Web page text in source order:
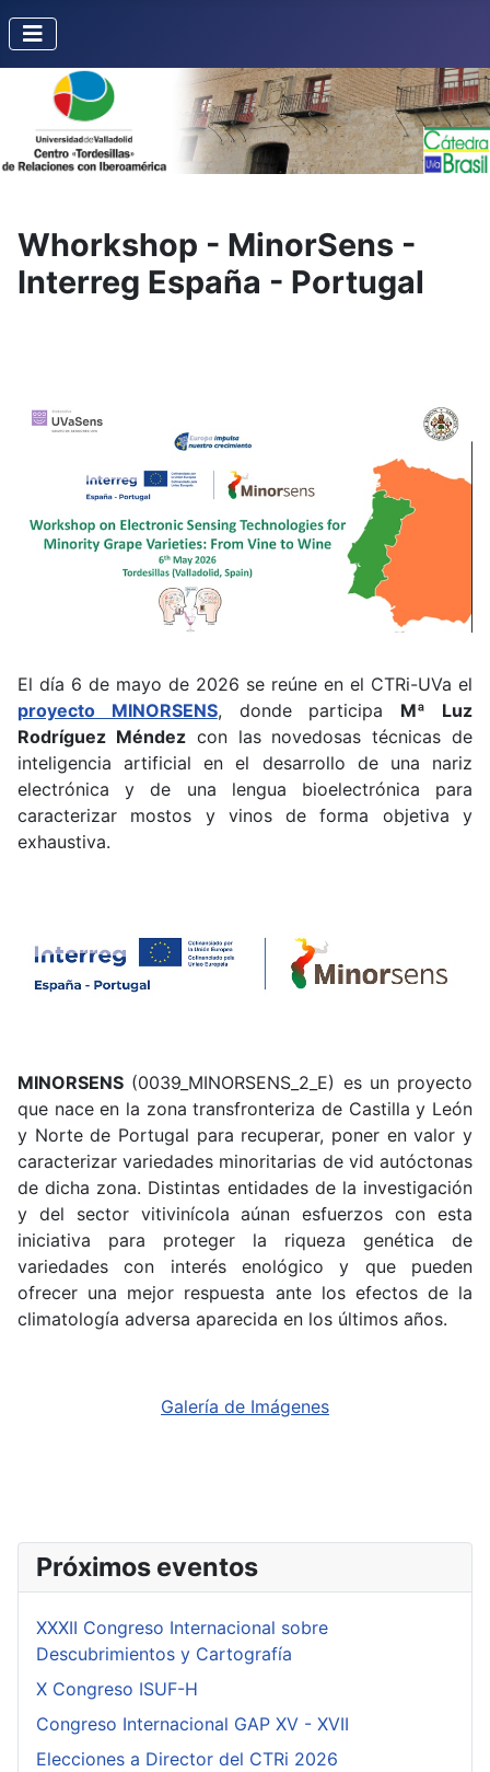
Whorkshop - MinorSens -
Interreg España - Portugal
El día 6 de mayo de 2026 se reúne en el CTRi-UVa el
proyecto MINORSENS, donde participa Mª Luz
Rodríguez Méndezcon las novedosas técnicas de
inteligencia artificial en el desarrollo de una nariz
electrónica y de una lengua bioelectrónica para
caracterizar mostos y vinos de forma objetiva y
exhaustiva.
MINORSENS (0039_MINORSENS_2_E) es un proyecto
que nace en la zona transfronteriza de Castilla y León
y Norte de Portugal para recuperar, poner en valor y
caracterizar variedades minoritarias de vid autóctonas
de dicha zona. Distintas entidades de la investigación
y del sector vitivinícola aúnan esfuerzos con esta
iniciativa para proteger la riqueza genética de
variedades con interés enológico y que pueden
ofrecer una mejor respuesta ante los efectos de la
climatología adversa aparecida en los últimos años.
Galería de Imágenes
Próximos eventos
XXXII Congreso Internacional sobre
Descubrimientos y Cartografía
X Congreso ISUF-H
Congreso Internacional GAP XV - XVII
Elecciones a Director del CTRi 2026